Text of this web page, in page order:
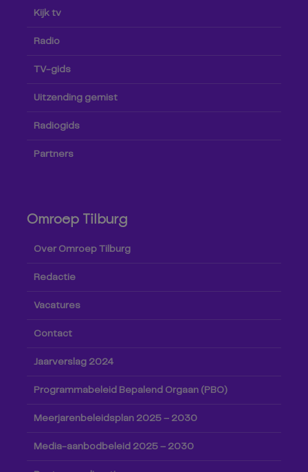
Kijk tv
Radio
TV-gids
Uitzending gemist
Radiogids
Partners
Omroep Tilburg
Over Omroep Tilburg
Redactie
Vacatures
Contact
Jaarverslag 2024
Programmabeleid Bepalend Orgaan (PBO)
Meerjarenbeleidsplan 2025 – 2030
Media-aanbodbeleid 2025 – 2030